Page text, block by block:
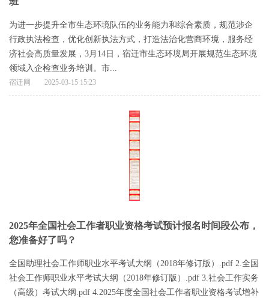
为进一步提升全市生态环境队伍的业务能力和综合素质，规范涉企
行政执法检查，优化创新执法方式，打造法治化营商环境，服务经
济社会高质量发展，3月14日，宿迁市生态环境局开展规范生态环境
领域入企检查业务培训。市...
宿迁网 2025-03-15 15:23
2025年全国社会工作者职业资格考试预计报名时间段公布，
您准备好了吗？
全国助理社会工作师职业水平考试大纲（2018年修订版）.pdf 2.全国
社会工作师职业水平考试大纲（2018年修订版）.pdf 3.社会工作实务
（高级）考试大纲.pdf 4.2025年度全国社会工作者职业资格考试增补